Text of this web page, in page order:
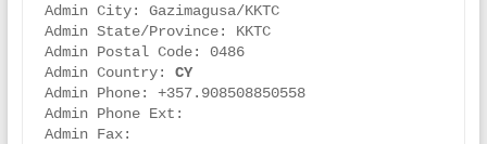
Admin City: Gazimagusa/KKTC
Admin State/Province: KKTC
Admin Postal Code: 0486
Admin Country: CY
Admin Phone: +357.908508850558
Admin Phone Ext:
Admin Fax: